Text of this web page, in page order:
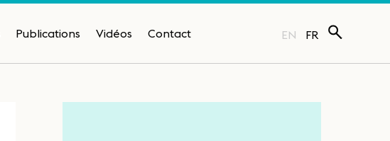
Publications Vidéos Contact EN FR